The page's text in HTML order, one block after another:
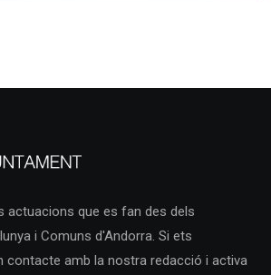
actuacions que es fan des dels
i Comuns d'Andorra. Si ets
contacte amb la nostra redacció i activa